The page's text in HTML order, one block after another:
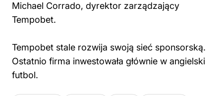
Michael Corrado, dyrektor zarządzający
Tempobet.
Tempobet stale rozwija swoją sieć sponsorską.
Ostatnio firma inwestowała głównie w angielski
futbol.